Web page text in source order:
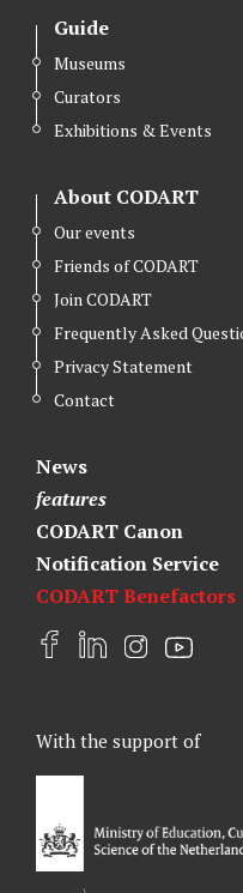
Guide
Museums
Curators
Exhibitions & Events
About CODART
Our events
Friends of CODART
Join CODART
Frequently Asked
Privacy Statement
Contact
News
features
CODART Canon
Notification Service
CODART Benefactors
F
b
o
L
e
d
I
a
a
m
Y
u
With the support of